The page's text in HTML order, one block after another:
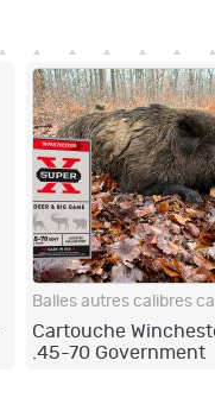
Cartouche
.45-70 Government